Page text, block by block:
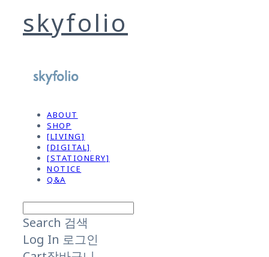
skyfolio
ABOUT
SHOP
[LIVING]
[DIGITAL]
[STATIONERY]
NOTICE
Q&A
Search 검색
Log In 로그인